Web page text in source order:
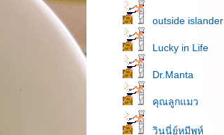
outside islander
Lucky in Life
Dr.Manta
คุณลูกแมว
วินนี่ย์หมีพูห์